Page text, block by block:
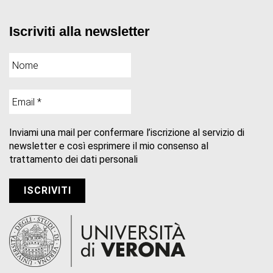
Iscriviti alla newsletter
Inviami una mail per confermare l’iscrizione al servizio di
newsletter e così esprimere il mio consenso al
trattamento dei dati personali